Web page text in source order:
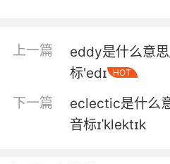
5. Some economists
phrase for it.
有些经济学家还给它起了
上一篇
eddy是什么意
标'edɪ
HOT
下一篇
eclectic是什么
音标ɪˈklektɪk